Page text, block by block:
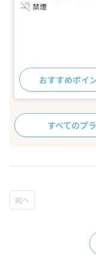
禁煙
おすすめポイ
すべてのプ